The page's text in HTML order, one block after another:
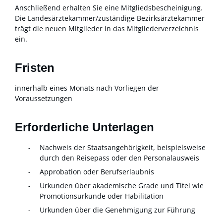
Anschließend erhalten Sie eine Mitgliedsbescheinigung.
Die Landesärztekammer/zuständige Bezirksärztekammer
trägt die neuen Mitglieder in das Mitgliederverzeichnis
ein.
Fristen
innerhalb eines Monats nach Vorliegen der
Voraussetzungen
Erforderliche Unterlagen
Nachweis der Staatsangehörigkeit, beispielsweise
durch den Reisepass oder den Personalausweis
Approbation oder Berufserlaubnis
Urkunden über akademische Grade und Titel wie
Promotionsurkunde oder Habilitation
Urkunden über die Genehmigung zur Führung